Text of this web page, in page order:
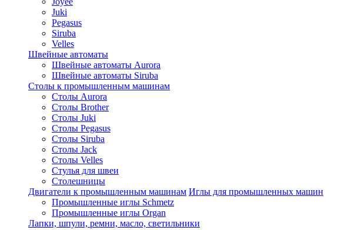
Juki
Pegasus
Siruba
Velles
Швейные автоматы
Швейные автоматы Aurora
Швейные автоматы Siruba
Столы к промышленным машинам
Столы Aurora
Столы Brother
Столы Juki
Столы Pegasus
Столы Siruba
Столы Jack
Столы Velles
Стулья для швеи
Столешницы
Двигатели к промышленным машинам Иглы для промышленных машин
Промышленные иглы Schmetz
Промышленные иглы Organ
Лапки, шпули, ремни, масло, светильники